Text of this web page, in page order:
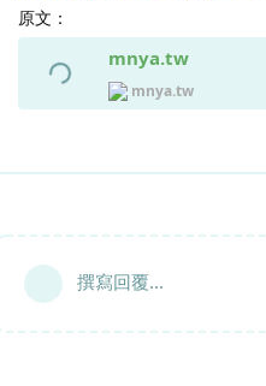
原文：
mnya.tw
mnya.tw
撰寫回覆...